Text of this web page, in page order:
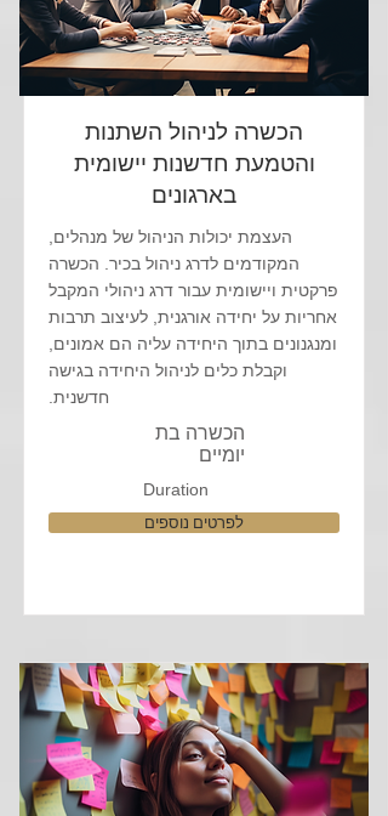
הכשרה לניהול השתנות
והטמעת חדשנות יישומית
בארגונים
העצמת יכולות הניהול של מנהלים,
המקודמים לדרג ניהול בכיר. הכשרה
פרקטית ויישומית עבור דרג ניהולי המקבל
אחריות על יחידה אורגנית, לעיצוב תרבות
ומנגנונים בתוך היחידה עליה הם אמונים,
וקבלת כלים לניהול היחידה בגישה
חדשנית.
הכשרה בת
יומיים
Duration
לפרטים נוספים